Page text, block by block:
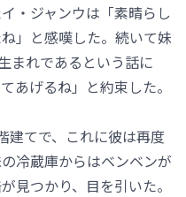
・ジャンウは「素晴らし
」と感嘆した。続いて妹
まれであるという話に
あげるね」と約束した。
建てで、これに彼は再度
冷蔵庫からはベンベンが
見つかり、目を引いた。